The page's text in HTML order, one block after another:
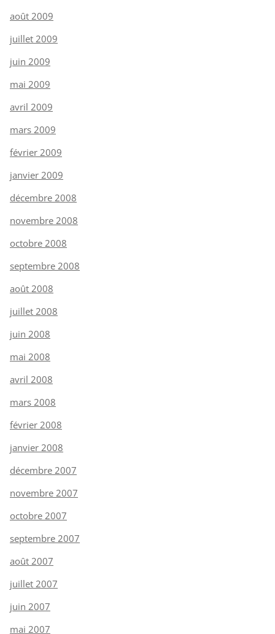
août 2009
juillet 2009
juin 2009
mai 2009
avril 2009
mars 2009
février 2009
janvier 2009
décembre 2008
novembre 2008
octobre 2008
septembre 2008
août 2008
juillet 2008
juin 2008
mai 2008
avril 2008
mars 2008
février 2008
janvier 2008
décembre 2007
novembre 2007
octobre 2007
septembre 2007
août 2007
juillet 2007
juin 2007
mai 2007